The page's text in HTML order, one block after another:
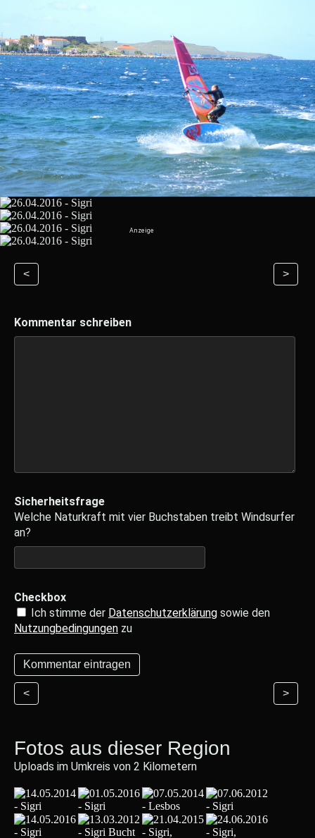
< >
Kommentar schreiben
Sicherheitsfrage
Welche Naturkraft mit vier Buchstaben treibt Windsurfer
an?
Checkbox
Ich stimme der Datenschutzerklärung sowie den
Nutzungbedingungen zu
< >
Fotos aus dieser Region
Uploads im Umkreis von 2 Kilometern